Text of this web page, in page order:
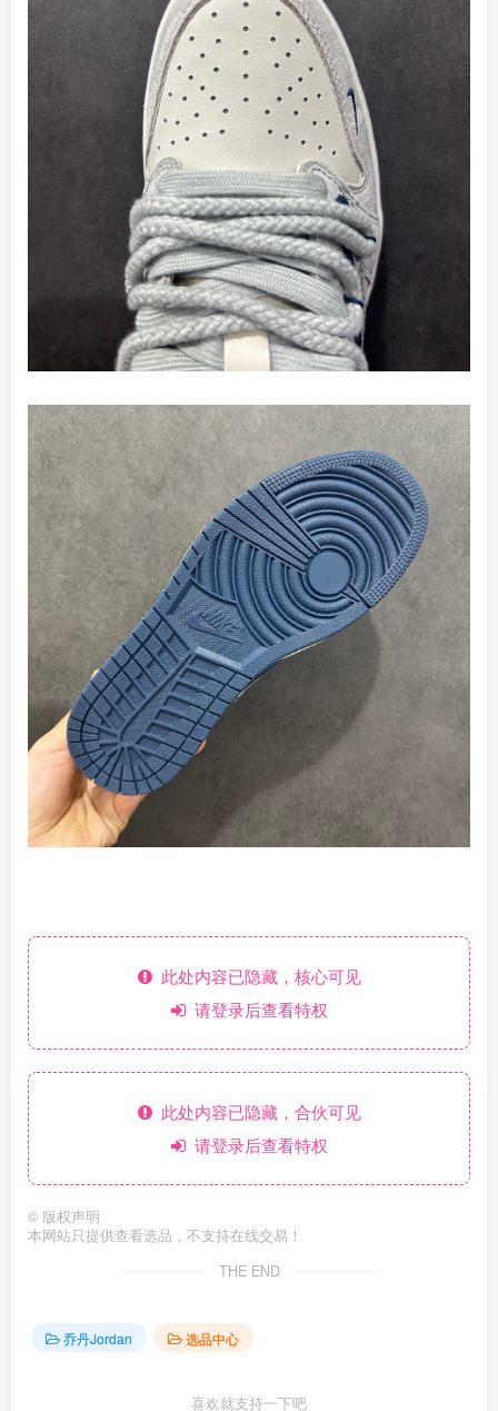
此处内容已隐藏，核心可见
请登录后查看特权
此处内容已隐藏，合伙可见
请登录后查看特权
© 版权声明
本网站只提供查看选品，不支持在线交易！
THE END
乔丹Jordan 选品中心
喜欢就支持一下吧